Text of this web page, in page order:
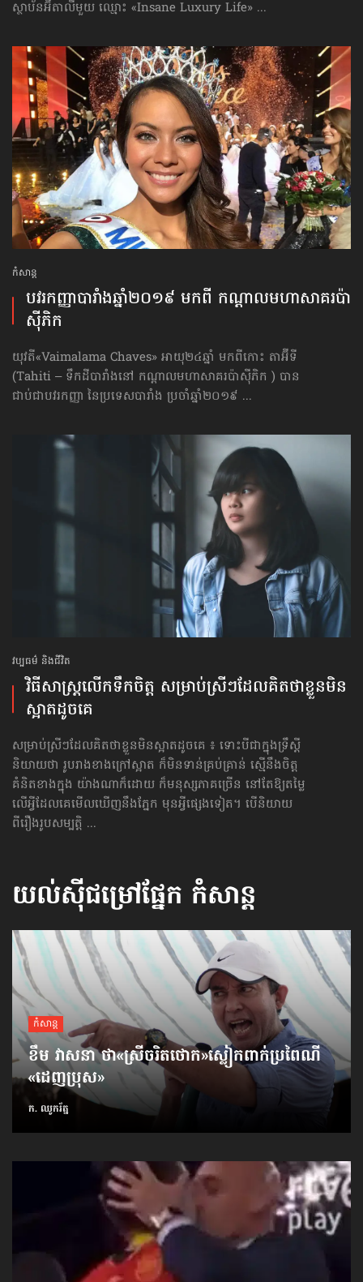
ស្ថាប័នអ៊ីតាលីមួយ ឈ្មោះ «Insane Luxury Life» ...
កំសាន្ដ
បវរកញ្ញាបារាំង​ឆ្នាំ​២០១៩ មក​ពី​ កណ្ដាល​មហាសាគរ​ប៉ា
ស៊ីភិក
យុវតី​«Vaimalama Chaves» អាយុ២៤ឆ្នាំ មកពីកោះ តាអ៊ីទី
(Tahiti – ទឹកដីបារាំងនៅ កណ្ដាល​មហាសាគរ​ប៉ាស៊ីភិក ) បាន
ជាប់ជាបវរកញ្ញា នៃប្រទេសបារាំង ប្រចាំឆ្នាំ២០១៩ ...
វប្បធម៌ និងជីវិត
វិធីសាស្រ្ត​លើក​ទឹកចិត្ត សម្រាប់​ស្រីៗ​ដែល​គិត​ថា​ខ្លួន​មិន​
ស្អាត​ដូច​គេ
សម្រាប់​ស្រីៗ​ដែល​គិត​ថា​ខ្លួន​មិន​ស្អាត​ដូច​គេ ៖ ទោះបីជាក្នុងទ្រឹស្តី
និយាយថា រូបរាងខាងក្រៅស្អាត ក៏មិនទាន់​គ្រប់គ្រាន់ ស្មើនឹងចិត្ត
គំនិតខាងក្នុង យ៉ាងណា​ក៏ដោយ ក៏មនុស្សភាគច្រើន នៅតែឱ្យតម្លៃ
លើអ្វីដែលគេ​មើលឃើញ​នឹងភ្នែក មុនអ្វីផ្សេងទៀត។ បើនិយាយ
ពីរឿងរូបសម្បត្តិ ...
យល់ស៊ីជម្រៅផ្នែក កំសាន្ដ
កំសាន្ដ
ខឹម វាសនា ថា«ស្រីចរិតថោក»​ស្លៀកពាក់ប្រពៃណី​
«ដេញប្រុស»
ក. ឈូករ័ត្ន